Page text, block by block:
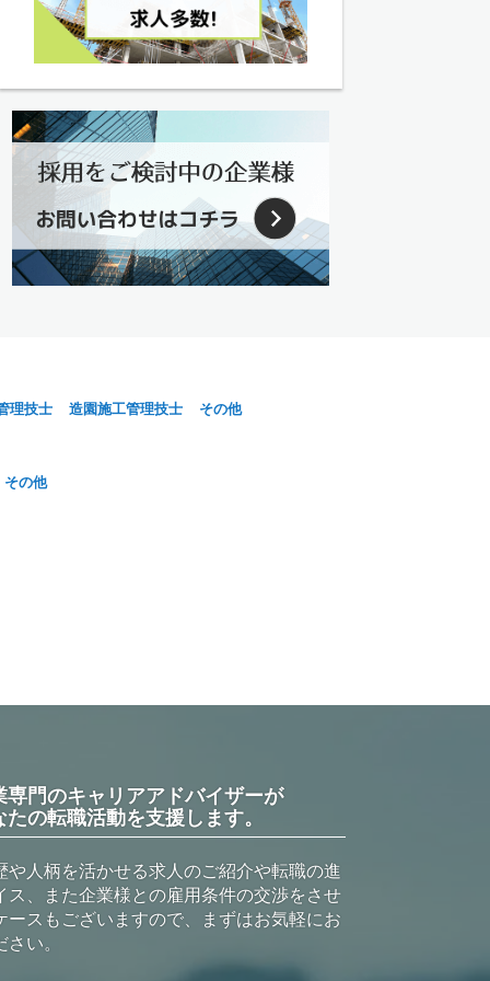
理技士 造園施工管理技士 その他
その他
専門のキャリアアドバイザーが
たの転職活動を支援します。
や人柄を活かせる求人のご紹介や転職の進
ス、また企業様との雇用条件の交渉をさせ
ースもございますので、まずはお気軽にお
い。